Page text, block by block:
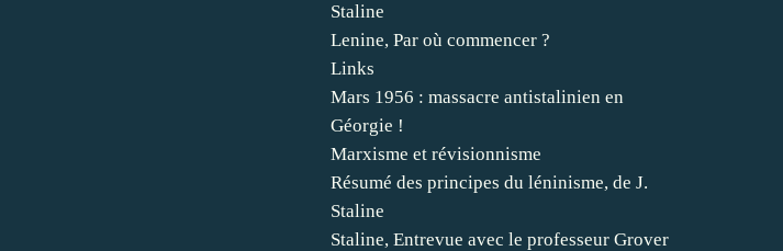
Staline
Lenine, Par où commencer ?
Links
Mars 1956 : massacre antistalinien en
Géorgie !
Marxisme et révisionnisme
Résumé des principes du léninisme, de J.
Staline
Staline, Entrevue avec le professeur Grover